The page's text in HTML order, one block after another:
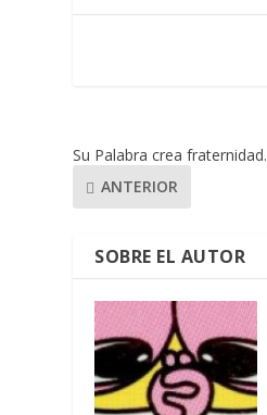
Su Palabra crea fraternidad.
ANTERIOR
SOBRE EL AUTOR